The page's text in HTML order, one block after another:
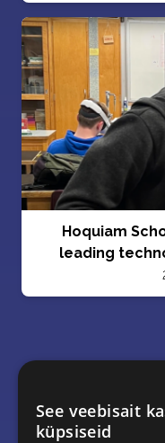
Hoquiam
leading
Liitu uudiskirjaga,
See veebisait
küpsiseid